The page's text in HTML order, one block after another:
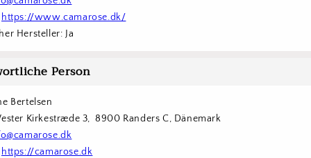
https://www.camarose.dk/
Hersteller: Ja
Person
Bertelsen
Kirkestræde 3,  8900 Randers C, Dänemark
https://camarose.dk